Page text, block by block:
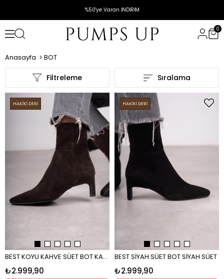
%50'ye Varan İNDİRİM
0
Anasayfa BOT
Filtreleme Sıralama
BEST KOYU KAHVE SÜET BOT KAHVE
₺2.999,90
HAKİKİ DERİ
BEST SİYAH SÜET BOT SİYAH SÜET
₺2.999,90
HAKİKİ DERİ